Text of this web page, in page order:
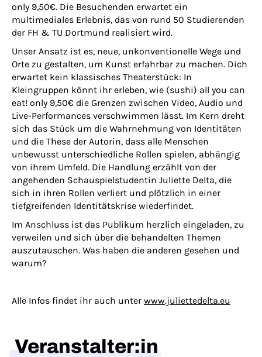
only 9,50€. Die Besuchenden erwartet ein
multimediales Erlebnis, das von rund 50 Studierenden
der FH & TU Dortmund realisiert wird.
Unser Ansatz ist es, neue, unkonventionelle Wege und
Orte zu gestalten, um Kunst erfahrbar zu machen. Dich
erwartet kein klassisches Theaterstück: In
Kleingruppen könnt ihr erleben, wie (sushi) all you can
eat! only 9,50€ die Grenzen zwischen Video, Audio und
Live-Performances verschwimmen lässt. Im Kern dreht
sich das Stück um die Wahrnehmung von Identitäten
und die These der Autorin, dass alle Menschen
unbewusst unterschiedliche Rollen spielen, abhängig
von ihrem Umfeld. Die Handlung erzählt von der
angehenden Schauspielstudentin Juliette Delta, die
sich in ihren Rollen verliert und plötzlich in einer
tiefgreifenden Identitätskrise wiederfindet.
Im Anschluss ist das Publikum herzlich eingeladen, zu
verweilen und sich über die behandelten Themen
auszutauschen. Was haben die anderen gesehen und
warum?
Alle Infos findet ihr auch unter www.juliettedelta.eu
Veranstalter:in